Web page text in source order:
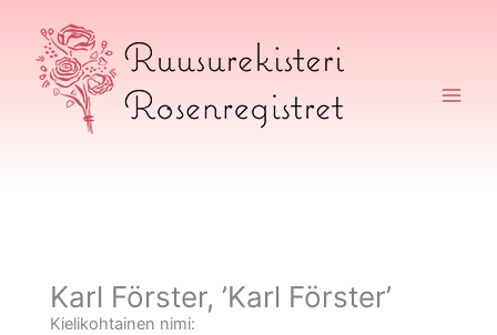
sisältöön
Karl Förster, ’Karl Förster’
Kielikohtainen nimi: